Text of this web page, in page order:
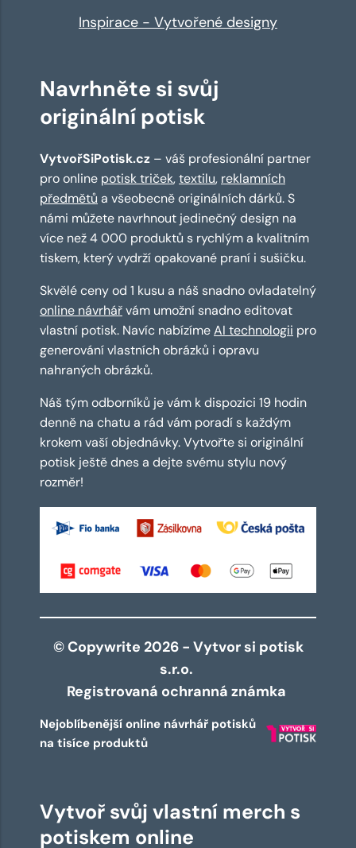
Inspirace - Vytvořené designy
Navrhněte si svůj
originální potisk
VytvořSiPotisk.cz – váš profesionální partner
pro online potisk triček,textilu, reklamních
předmětů a všeobecně originálních dárků. S
námi můžete navrhnout jedinečný design na
více než 4 000 produktů s rychlým a kvalitním
tiskem, který vydrží opakované praní i sušičku.
Skvělé ceny od 1 kusu a náš snadno ovladatelný
online návrhářvám umožní snadno editovat
vlastní potisk. Navíc nabízímeAI technologii pro
generování vlastních obrázků i opravu
nahraných obrázků.
Náš tým odborníků je vám k dispozici 19 hodin
denně na chatu a rád vám poradí s každým
krokem vaší objednávky. Vytvořte si originální
potisk ještě dnes a dejte svému stylu nový
rozměr!
© Copywrite 2026 - Vytvor si potisk
s.r.o.
Registrovaná ochranná známka
Nejoblíbenější online návrhář potisků
na tisíce produktů
Vytvoř svůj vlastní merch s
potiskem online